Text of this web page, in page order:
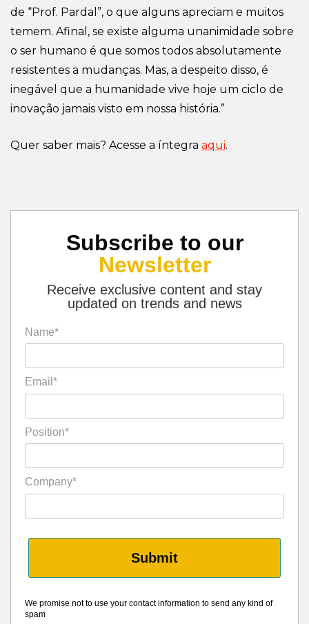
de “Prof. Pardal”, o que alguns apreciam e muitos
temem. Afinal, se existe alguma unanimidade sobre
o ser humano é que somos todos absolutamente
resistentes a mudanças. Mas, a despeito disso, é
inegável que a humanidade vive hoje um ciclo de
inovação jamais visto em nossa história.”
Quer saber mais? Acesse a íntegra aqui.
Subscribe to our
Newsletter
Receive exclusive content and stay
updated on trends and news
Name*
Email*
Position*
Company*
Submit
We promise not to use your contact information to send any kind of
spam